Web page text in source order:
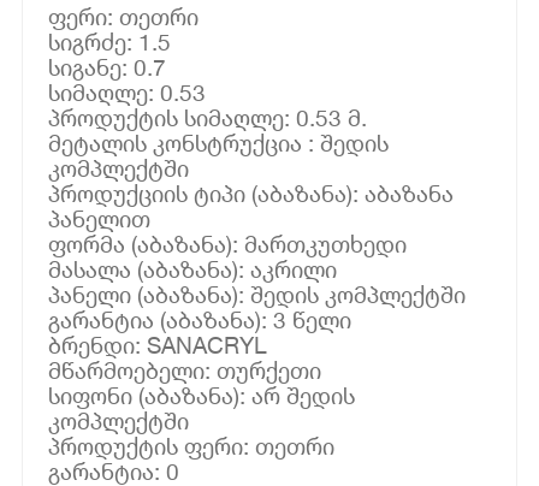
ფერი: თეთრი
სიგრძე: 1.5
სიგანე: 0.7
სიმაღლე: 0.53
პროდუქტის სიმაღლე: 0.53 მ.
მეტალის კონსტრუქცია : შედის
კომპლექტში
პროდუქციის ტიპი (აბაზანა): აბაზანა
პანელით
ფორმა (აბაზანა): მართკუთხედი
მასალა (აბაზანა): აკრილი
პანელი (აბაზანა): შედის კომპლექტში
გარანტია (აბაზანა): 3 წელი
ბრენდი: SANACRYL
მწარმოებელი: თურქეთი
სიფონი (აბაზანა): არ შედის
კომპლექტში
პროდუქტის ფერი: თეთრი
გარანტია: 0